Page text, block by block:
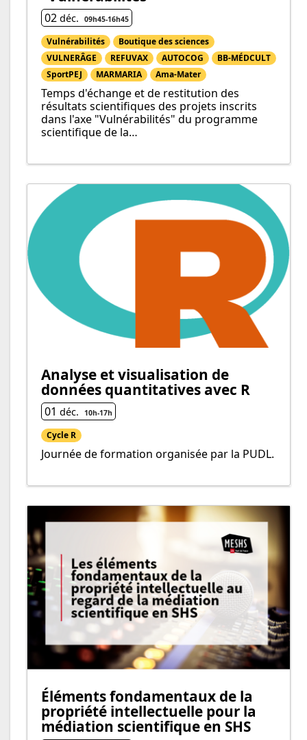
02 déc. 09h45-16h45
Vulnérabilités
Boutique des sciences
VULNERÂGE
REFUVAX AUTOCOG
BB-MÉDCULT
SportPEJ
MARMARIA Ama-Mater
Temps d'échange et de restitution des
résultats scientifiques des projets inscrits
dans l'axe "Vulnérabilités" du programme
scientifique de la…
Analyse et visualisation de
données quantitatives avec R
01 déc. 10h-17h
Cycle R
Journée de formation organisée par la PUDL.
Éléments fondamentaux de la
propriété intellectuelle pour la
médiation scientifique en SHS